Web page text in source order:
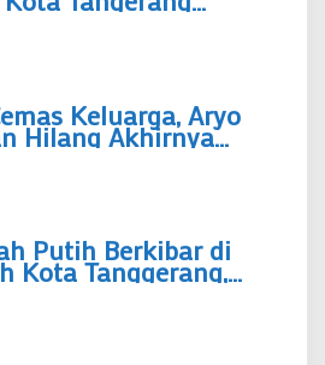
Pengeluaran
Keluarga, Aryo
Hilang Akhirnya
Polsek Pinang
Putih Berkibar di
Kota Tanggerang,
Warga Menyongsong